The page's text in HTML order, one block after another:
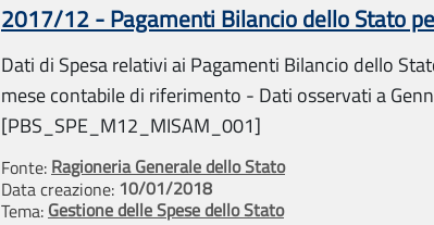
2017/12 - Pagamenti Bilancio dello Stato
Dati di Spesa relativi ai Pagamenti Bilancio dello
mese contabile di riferimento - Dati osservati a
[PBS_SPE_M12_MISAM_001]
Fonte: Ragioneria Generale dello Stato
Data creazione: 10/01/2018
Tema: Gestione delle Spese dello Stato